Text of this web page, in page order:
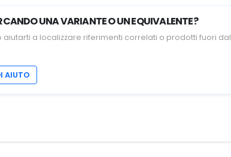
UNA VARIANTE O UN EQUIVALENTE?
aiutarti a localizzare riferimenti correlati o prodotti fuori dal
AIUTO